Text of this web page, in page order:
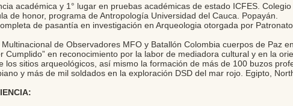
académica y 1° lugar en pruebas académicas de estado ICFES.
de honor, programa de Antropología Universidad del Cauca. Popayán.
de pasantía en investigación en Arqueologia otorgada por
de Observadores MFO y Batallón Colombia cuerpos de Paz
Cumplido” en reconocimiento por la labor de mediadora cultural y en la
los sitios arqueológicos, así mismo la formación de más de 100 buzos
y más de mil soldados en la exploración DSD del mar rojo. Egipto,